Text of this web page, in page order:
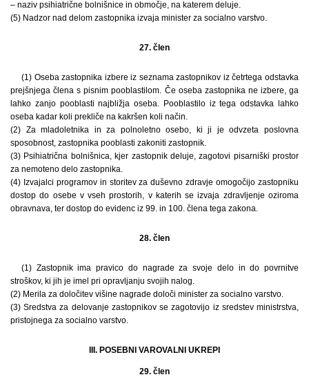
– naziv psihiatrične bolnišnice in območje, na katerem deluje.
(5) Nadzor nad delom zastopnika izvaja minister za socialno varstvo.
27. člen
(1) Oseba zastopnika izbere iz seznama zastopnikov iz četrtega odstavka
prejšnjega člena s pisnim pooblastilom. Če oseba zastopnika ne izbere, ga
lahko zanjo pooblasti najbližja oseba. Pooblastilo iz tega odstavka lahko
oseba kadar koli prekliče na kakršen koli način.
(2) Za mladoletnika in za polnoletno osebo, ki ji je odvzeta poslovna
sposobnost, zastopnika pooblasti zakoniti zastopnik.
(3) Psihiatrična bolnišnica, kjer zastopnik deluje, zagotovi pisarniški prostor
za nemoteno delo zastopnika.
(4) Izvajalci programov in storitev za duševno zdravje omogočijo zastopniku
dostop do osebe v vseh prostorih, v katerih se izvaja zdravljenje oziroma
obravnava, ter dostop do evidenc iz 99. in 100. člena tega zakona.
28. člen
(1) Zastopnik ima pravico do nagrade za svoje delo in do povrnitve
stroškov, ki jih je imel pri opravljanju svojih nalog.
(2) Merila za določitev višine nagrade določi minister za socialno varstvo.
(3) Sredstva za delovanje zastopnikov se zagotovijo iz sredstev ministrstva,
pristojnega za socialno varstvo.
III. POSEBNI VAROVALNI UKREPI
29. člen